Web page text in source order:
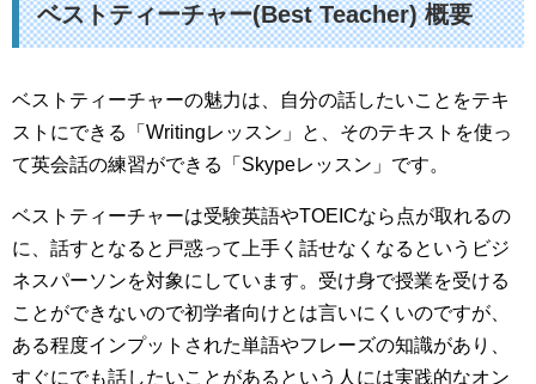
ベストティーチャー(Best Teacher) 概要
ベストティーチャーの魅力は、自分の話したいことをテキ
ストにできる「Writingレッスン」と、そのテキストを使っ
て英会話の練習ができる「Skypeレッスン」です。
ベストティーチャーは受験英語やTOEICなら点が取れるの
に、話すとなると戸惑って上手く話せなくなるというビジ
ネスパーソンを対象にしています。受け身で授業を受ける
ことができないので初学者向けとは言いにくいのですが、
ある程度インプットされた単語やフレーズの知識があり、
すぐにでも話したいことがあるという人には実践的なオン